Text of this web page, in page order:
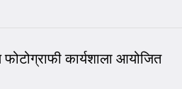
फोटोग्राफी कार्यशाला आयोजित